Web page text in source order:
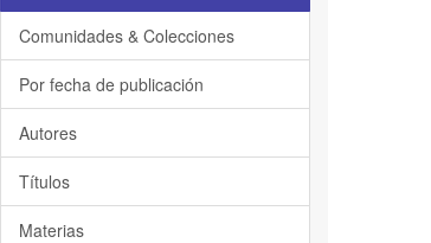
Comunidades & Colecciones
Por fecha de publicación
Autores
Títulos
Materias